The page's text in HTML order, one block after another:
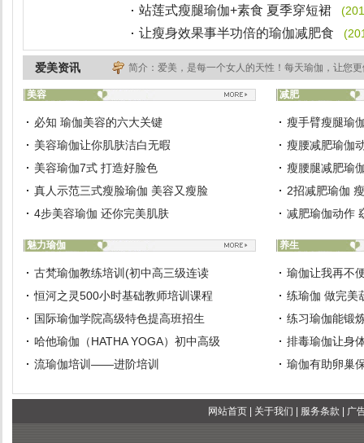
站莲式瘦腿瑜伽+素食 夏季穿短裙
让瘦身效果事半功倍的瑜伽减肥食
爱美资讯 简介：爱美，是每一个女人的天性！每天瑜伽，让您
美容
必知 瑜伽美容的六大关键
美容瑜伽让你肌肤洁白无暇
美容瑜伽7式 打造好脸色
真人示范三式瘦脸瑜伽 美容又瘦脸
4步美容瑜伽 还你完美肌肤
减肥
瘦手臂瘦腿瑜
瘦腰减肥瑜伽
瘦腰腿减肥瑜
2招减肥瑜伽
减肥瑜伽动作
魅力瑜伽
古梵瑜伽教练培训(初中高三级连读
恒河之灵500小时基础教师培训课程
国际瑜伽学院高级特色提高班招生
哈他瑜伽（HATHA YOGA）初中高级
流瑜伽培训——进阶培训
养生
瑜伽让我再不
练瑜伽 做完美
练习瑜伽能锻
排毒瑜伽让身
瑜伽有助卵巢
网站首页| 关于我们 服务条款 广